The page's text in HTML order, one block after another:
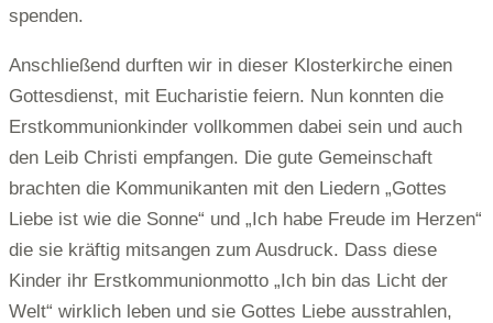
spenden.
Anschließend durften wir in dieser Klosterkirche einen
Gottesdienst, mit Eucharistie feiern. Nun konnten die
Erstkommunionkinder vollkommen dabei sein und auch
den Leib Christi empfangen. Die gute Gemeinschaft
brachten die Kommunikanten mit den Liedern „Gottes
Liebe ist wie die Sonne“ und „Ich habe Freude im Herzen“
die sie kräftig mitsangen zum Ausdruck. Dass diese
Kinder ihr Erstkommunionmotto „Ich bin das Licht der
Welt“ wirklich leben und sie Gottes Liebe ausstrahlen,